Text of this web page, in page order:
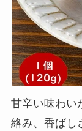
甘辛い味わい
絡み、香ばし